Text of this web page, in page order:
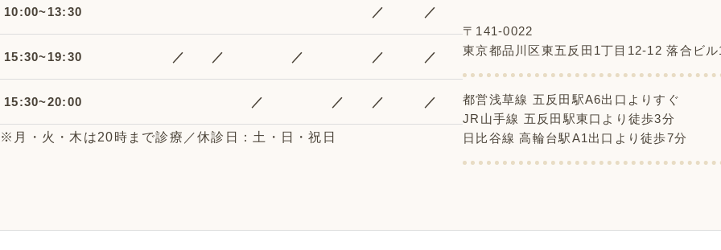
10:00~13:30 ／ ／
15:30~19:30 ／ ／ ／ ／ ／
15:30~20:00 ／ ／ ／ ／
※月・火・木は20時まで診療／休診日：土・日・祝日
〒141-0022
東京都品川区東五反田1丁目12-12 落合ビ
都営浅草線 五反田駅A6出口よりすぐ
JR山手線 五反田駅東口より徒歩3分
日比谷線 高輪台駅A1出口より徒歩7分